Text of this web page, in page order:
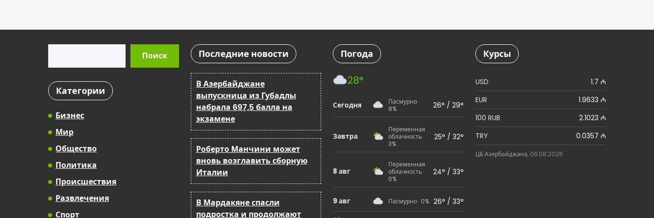
Поиск
Категории
Бизнес
Мир
Общество
Политика
Происшествия
Развлечения
Спорт
Последние новости
В Азербайджане
выпускница из Губадлы
набрала 697,5 балла на
экзамене
Роберто Манчини может
вновь возглавить сборную
Италии
В Мардакяне спасли
подростка и продолжают
Погода
28°
Сегодня
Пасмурно ·
8%
26° / 29°
Завтра
Переменная
облачность ·
3%
25° / 32°
8 авг
Переменная
облачность ·
0%
24° / 33°
9 авг Пасмурно · 0% 26° / 33°
Курсы
USD
1.7 ₼
EUR
1.9633 ₼
100 RUB
2.1023 ₼
TRY
0.0357 ₼
ЦБ Азербайджана, 06.08.2026